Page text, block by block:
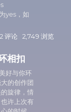
yes，如
评论 2,749 浏览
相扣
好与你环
的创作团
旋律，情
许上次有